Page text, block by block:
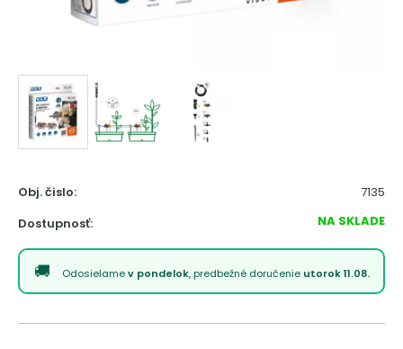
Obj. čislo:
7135
Dostupnosť:
NA SKLADE
Odosielamev pondelok, predbežné doručenie utorok 11.08.